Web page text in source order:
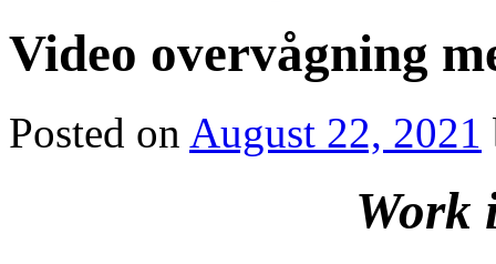
Video overvågning
Posted on August 22, 2021
Work